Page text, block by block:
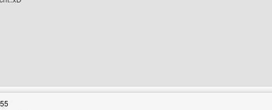
besuchen: infos-euromuenzen